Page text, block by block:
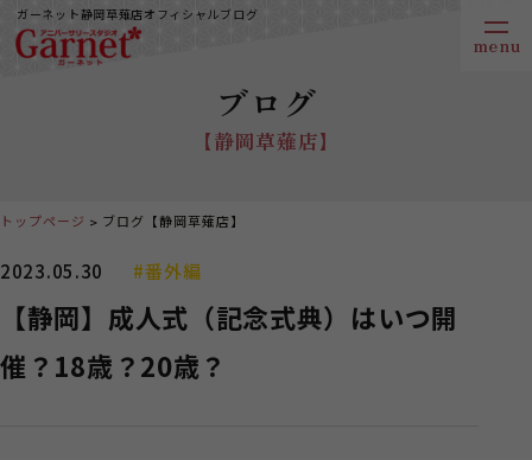
ガーネット静岡草薙店オフィシャルブログ
ブログ
【静岡草薙店】
2023.05.30 #番外編
【静岡】成人式（記念式典）はいつ開
催？18歳？20歳？
トップページ ブログ【静岡草薙店】